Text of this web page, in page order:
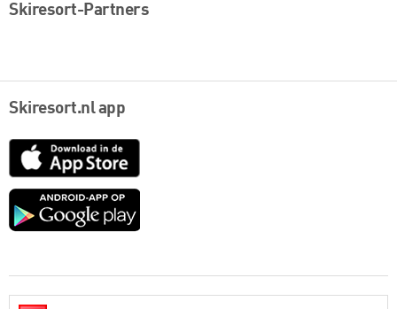
Skiresort-Partners
Skiresort.nl app